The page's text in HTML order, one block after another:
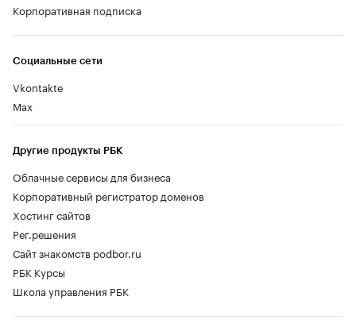
Социальные сети
Vkontakte
Max
Другие продукты РБК
Облачные сервисы для бизнеса
Корпоративный регистратор доменов
Хостинг сайтов
Рег.решения
Сайт знакомств podbor.ru
РБК Курсы
Школа управления РБК
Корпоративная подписка